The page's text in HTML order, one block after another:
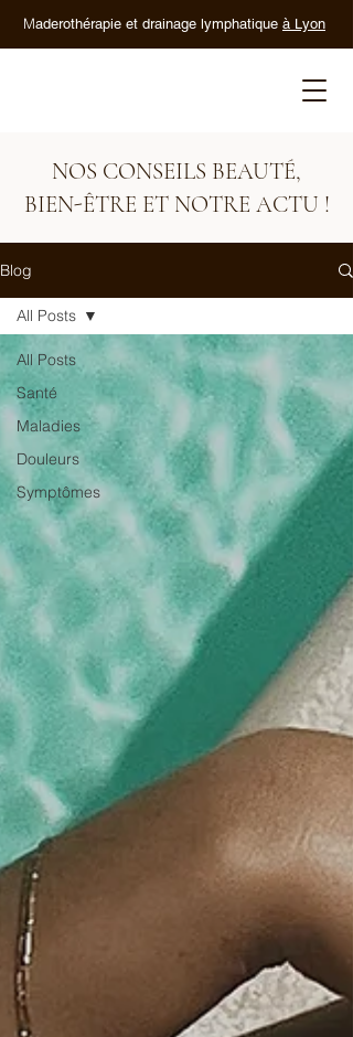
Maderothérapie et drainage lymphatique à Lyon
NOS CONSEILS BEAUTÉ,
BIEN-ÊTRE ET NOTRE ACTU !
Blog
All Posts
Santé
Maladies
Douleurs
Symptômes
All Posts